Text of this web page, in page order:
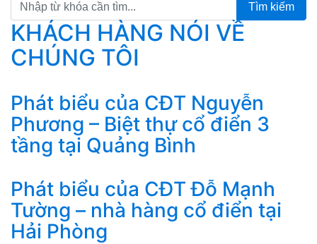
Tìm kiếm
KHÁCH HÀNG NÓI VỀ
CHÚNG TÔI
Phát biểu của CĐT Nguyễn
Phương – Biệt thự cổ điển 3
tầng tại Quảng Bình
Phát biểu của CĐT Đỗ Mạnh
Tường – nhà hàng cổ điển tại
Hải Phòng